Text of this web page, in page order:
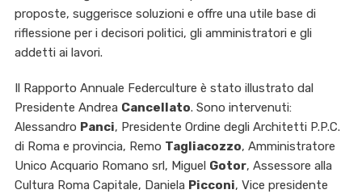
proposte, suggerisce soluzioni e offre una utile base di
riflessione per i decisori politici, gli amministratori e gli
addetti ai lavori.
Il Rapporto Annuale Federculture è stato illustrato dal
Presidente Andrea Cancellato. Sono intervenuti:
Alessandro Panci, Presidente Ordine degli Architetti P.P.C.
di Roma e provincia, Remo Tagliacozzo, Amministratore
Unico Acquario Romano srl, Miguel Gotor, Assessore alla
Cultura Roma Capitale, Daniela Picconi, Vice presidente